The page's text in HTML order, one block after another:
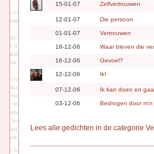
15-01-07 Zelfvertrouwen
12-01-07 Die persoon
01-01-07 Vertrouwen
18-12-06 Waar bleven die
16-12-06 Gevoel?
12-12-06 Ik!
07-12-06 Ik kan doen en
03-12-06 Bedrogen door
Lees alle gedichten in de categorie